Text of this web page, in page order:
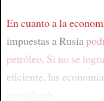
En cuanto a la
impuestas a Rusia
petróleo. Si no se
eficiente, las